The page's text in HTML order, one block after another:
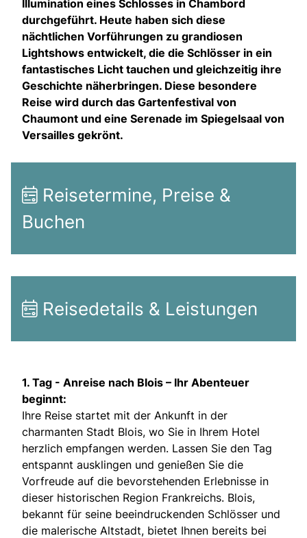
Illumination eines Schlosses in Chambord
durchgeführt. Heute haben sich diese
nächtlichen Vorführungen zu grandiosen
Lightshows entwickelt, die die Schlösser in ein
fantastisches Licht tauchen und gleichzeitig ihre
Geschichte näherbringen. Diese besondere
Reise wird durch das Gartenfestival von
Chaumont und eine Serenade im Spiegelsaal von
Versailles gekrönt.
Reisetermine, Preise &
Buchen
Reisedetails & Leistungen
1. Tag - Anreise nach Blois – Ihr Abenteuer
beginnt:
Ihre Reise startet mit der Ankunft in der
charmanten Stadt Blois, wo Sie in Ihrem Hotel
herzlich empfangen werden. Lassen Sie den Tag
entspannt ausklingen und genießen Sie die
Vorfreude auf die bevorstehenden Erlebnisse in
dieser historischen Region Frankreichs. Blois,
bekannt für seine beeindruckenden Schlösser und
die malerische Altstadt, bietet Ihnen bereits bei